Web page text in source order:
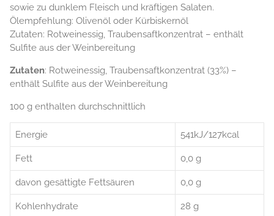
sowie zu dunklem Fleisch und kräftigen Salaten.
Ölempfehlung: Olivenöl oder Kürbiskernöl
Zutaten: Rotweinessig, Traubensaftkonzentrat – enthält
Sulfite aus der Weinbereitung
Zutaten: Rotweinessig, Traubensaftkonzentrat (33%) –
enthält Sulfite aus der Weinbereitung
100 g enthalten durchschnittlich
Energie 541kJ/127kcal
Fett 0,0 g
davon gesättigte Fettsäuren 0,0 g
Kohlenhydrate 28 g